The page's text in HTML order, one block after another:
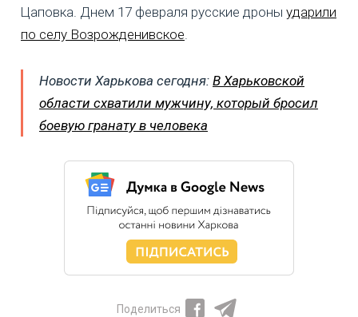
Цаповка. Днем 17 февраля русские дроны ударили
по селу Возрожденивское.
Новости Харькова сегодня: В Харьковской
области схватили мужчину, который бросил
боевую гранату в человека
Поделиться